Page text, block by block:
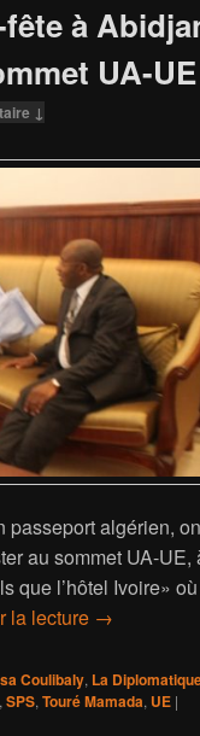
à
UA-UE
↓
passeport algérien,
au sommet UA-UE,
que l’hôtel Ivoire» où
la lecture Le
→
Coulibaly, La
, SPS, Touré Mamada, UE |